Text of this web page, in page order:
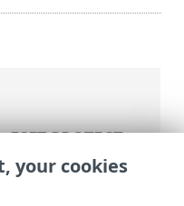
ESET PROTECT
ESET
PROTECT On-
your cookies